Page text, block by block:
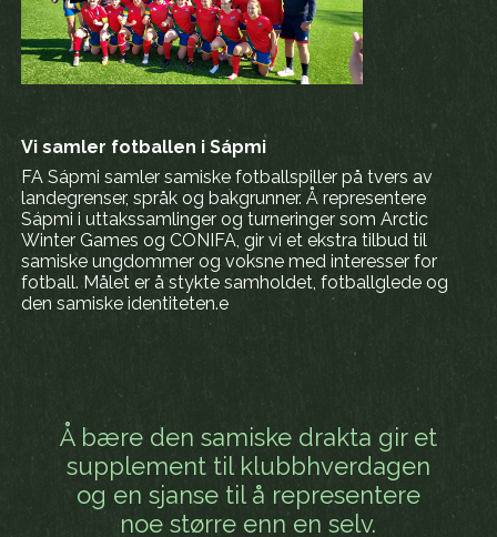
Vi samler fotballen i Sápmi
FA Sápmi samler samiske fotballspiller på tvers av
landegrenser, språk og bakgrunner. Å representere
Sápmi i uttakssamlinger og turneringer som Arctic
Winter Games og CONIFA, gir vi et ekstra tilbud til
samiske ungdommer og voksne med interesser for
fotball. Målet er å stykte samholdet, fotballglede og
den samiske identiteten.e
Å bære den samiske drakta gir et
supplement til klubbhverdagen
og en sjanse til å representere
noe større enn en selv.